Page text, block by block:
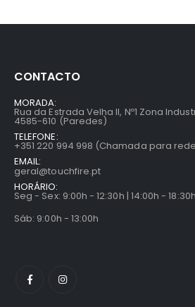
CONTACTO
MORADA:
Rua da Estrada Velha II, Nº1 Zona
4585-610 (Paredes)
TELEFONE:
+351 220 994 998 (Chamada para
EMAIL:
geral@touchfire.pt
HORÁRIO:
Seg - Sex: 9:00h - 12:30h | 14:00h - 18:30h
Sáb: 9:00h - 13:00h